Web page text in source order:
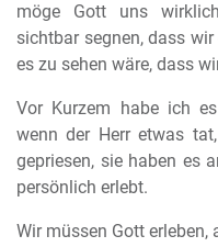
möge Gott uns
sichtbar segnen, dass
es zu sehen wäre, dass
Vor Kurzem habe ich
wenn der Herr etwas
gepriesen, sie haben es
persönlich erlebt.
Wir müssen Gott erleben,